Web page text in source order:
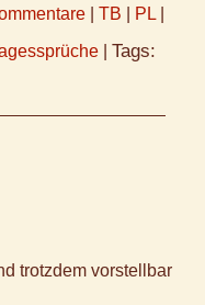
TB PL
Tags:
trotzdem vorstellbar